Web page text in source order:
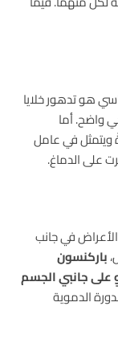
هو تدهور خلايا
واضح. أما
ويتمثل في عامل
على الدماغ.
الأعراض في جانب
باركنسون
على جانبي الجسم
الدموية